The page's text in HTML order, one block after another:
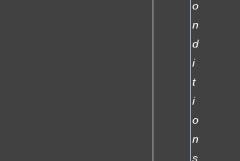
o
n
d
i
t
i
o
n
s